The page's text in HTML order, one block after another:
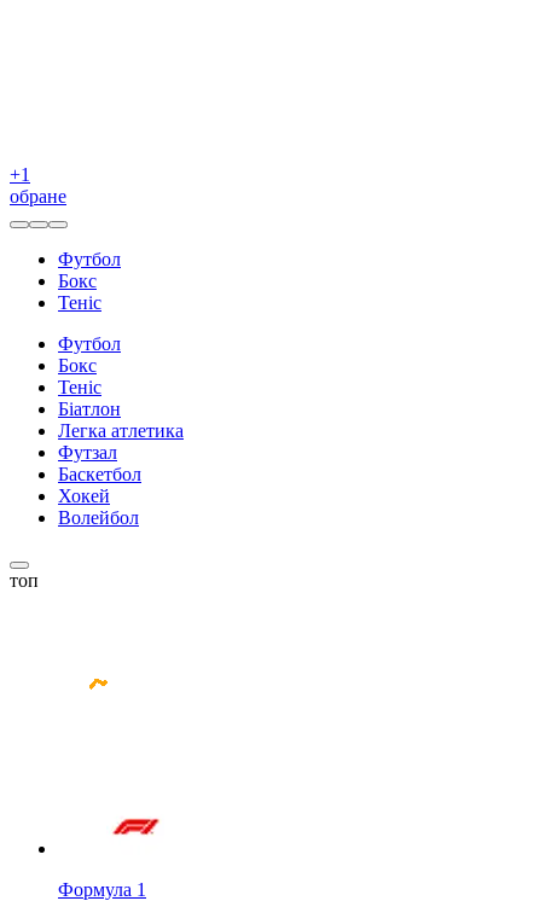
+1
обране
Футбол
Бокс
Теніс
Футбол
Бокс
Теніс
Біатлон
Легка атлетика
Футзал
Баскетбол
Хокей
Волейбол
топ
Формула 1